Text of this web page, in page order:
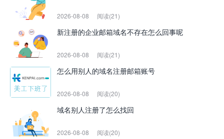
2026-08-08 阅读(21)
新注册的企业邮箱域名不存在怎么回事呢
2026-08-08 阅读(21)
怎么用别人的域名注册邮箱账号
2026-08-08 阅读(20)
域名别人注册了怎么找回
2026-08-08 阅读(20)